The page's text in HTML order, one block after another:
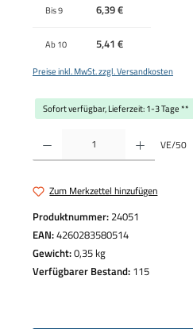
Bis9 6,39 €
Ab10
5,41 €
Preise inkl. MwSt. zzgl. Versandkosten
Sofort verfügbar, Lieferzeit: 1-3 Tage **
Produkt Anzahl: Gib den gewünschten
VE/50
Zum Merkzettel hinzufügen
Produktnummer:24051
EAN:4260283580514
Gewicht:0,35 kg
Verfügbarer Bestand: 115